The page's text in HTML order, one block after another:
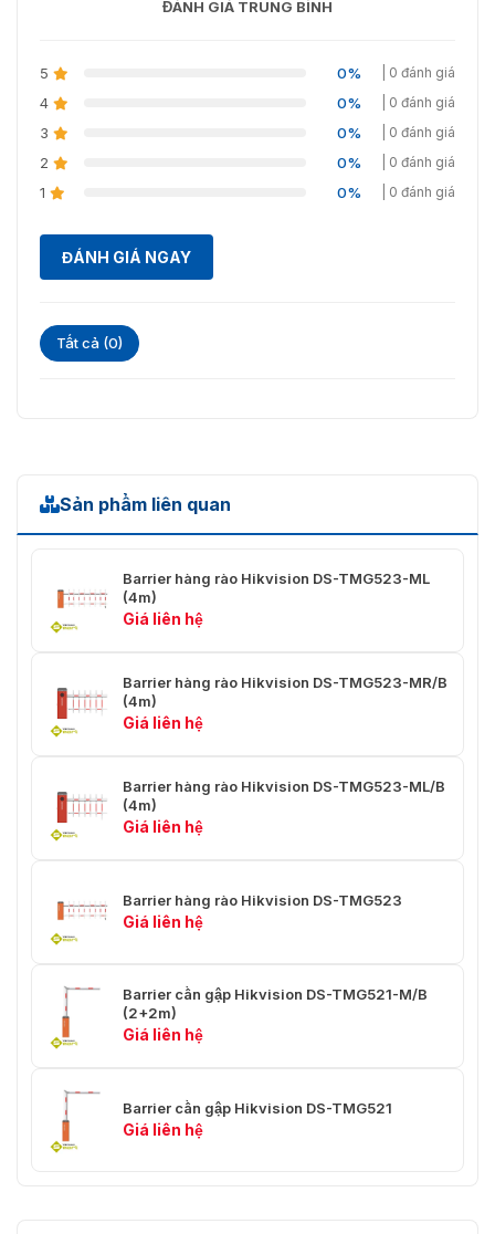
ĐÁNH GIÁ TRUNG BÌNH
5 0% | 0 đánh giá
4 0% | 0 đánh giá
3 0% | 0 đánh giá
2 0% | 0 đánh giá
1 0% | 0 đánh giá
ĐÁNH GIÁ NGAY
Tất cả (0)
Sản phẩm liên quan
Barrier hàng rào Hikvision DS-TMG523-ML
(4m)
Giá liên hệ
Barrier hàng rào Hikvision DS-TMG523-MR/B
(4m)
Giá liên hệ
Barrier hàng rào Hikvision DS-TMG523-ML/B
(4m)
Giá liên hệ
Barrier hàng rào Hikvision DS-TMG523
Giá liên hệ
Barrier cần gập Hikvision DS-TMG521-M/B
(2+2m)
Giá liên hệ
Barrier cần gập Hikvision DS-TMG521
Giá liên hệ